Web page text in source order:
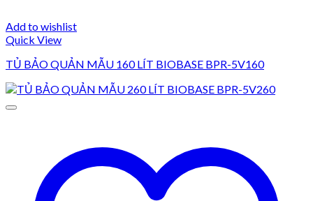
Add to wishlist
Quick View
TỦ BẢO QUẢN MẪU 160 LÍT BIOBASE BPR-5V160